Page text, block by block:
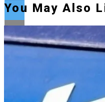
Flipboard
You May Also